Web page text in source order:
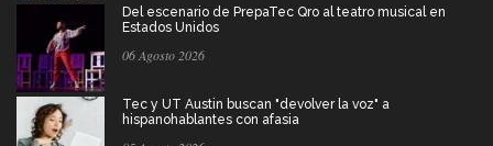
Del escenario de PrepaTec Qro al teatro musical en
Estados Unidos
06 Agosto 2026
Tec y UT Austin buscan "devolver la voz" a
hispanohablantes con afasia